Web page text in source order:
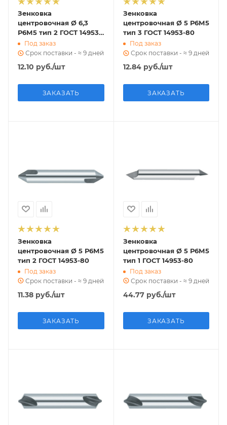
Зенковка
центровочная Ø 6,3
Р6М5 тип 2 ГОСТ 14953-
80Под заказ
Срок поставки - ≈ 9 дней
12.10 руб./шт
ЗАКАЗАТЬ
Зенковка
центровочная Ø 5 Р6М5
тип 3 ГОСТ 14953-80
Под заказ
Срок поставки - ≈ 9 дней
12.84руб./шт
ЗАКАЗАТЬ
Зенковка
центровочная Ø 5 Р6М5
тип 2 ГОСТ 14953-80
Под заказ
Срок поставки - ≈ 9 дней
11.38 руб./шт
ЗАКАЗАТЬ
Зенковка
центровочная Ø 5 Р6М5
тип 1 ГОСТ 14953-80
Под заказ
Срок поставки - ≈ 9 дней
44.77руб./шт
ЗАКАЗАТЬ